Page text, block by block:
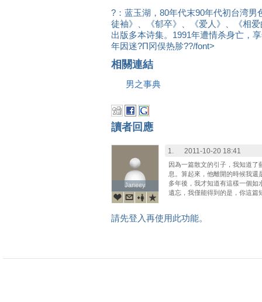
?：蓝玉湖，80年代末90年代初台湾
徒袖》、《郁卒》、《爱人》、《相
出版多本诗集。1991年遭情杀身亡，
年因迷?Π冈俣热胗??/font>
相關連結
男之事典
讀者回應
Janeey
Janeey
1. 2011-10-20 18:41
因為一篇散文的引子，我知道了
息。算起來，他離開的時候我還
多年後，我才知道有這樣一個如
遺忘，我僅能得到的是，你這篇
請先登入再使用此功能。